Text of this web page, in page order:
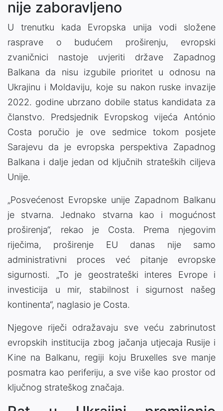
nije zaboravljeno
U trenutku kada Evropska unija vodi složene
rasprave o budućem proširenju, evropski
zvaničnici nastoje uvjeriti države Zapadnog
Balkana da nisu izgubile prioritet u odnosu na
Ukrajinu i Moldaviju, koje su nakon ruske invazije
2022. godine ubrzano dobile status kandidata za
članstvo. Predsjednik Evropskog vijeća António
Costa poručio je ove sedmice tokom posjete
Sarajevu da je evropska perspektiva Zapadnog
Balkana i dalje jedan od ključnih strateških ciljeva
Unije.
„Posvećenost Evropske unije Zapadnom Balkanu
je stvarna. Jednako stvarna kao i mogućnost
proširenja“, rekao je Costa. Prema njegovim
riječima, proširenje EU danas nije samo
administrativni proces već pitanje evropske
sigurnosti. „To je geostrateški interes Evrope i
investicija u mir, stabilnost i sigurnost našeg
kontinenta“, naglasio je Costa.
Njegove riječi odražavaju sve veću zabrinutost
evropskih institucija zbog jačanja utjecaja Rusije i
Kine na Balkanu, regiji koju Bruxelles sve manje
posmatra kao periferiju, a sve više kao prostor od
ključnog strateškog značaja.